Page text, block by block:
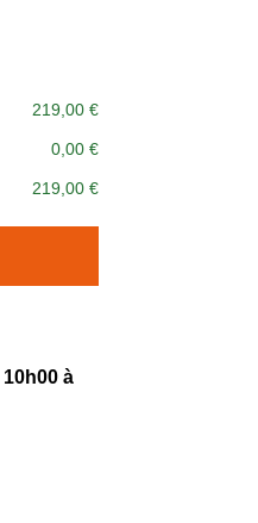
219,00 €
0,00 €
219,00 €
10h00 à